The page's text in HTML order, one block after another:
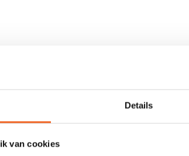
Details
van cookies
Minn Kota Endura fluistermotoren. Deze
gewicht van 26.5 kilogram en een afmeting